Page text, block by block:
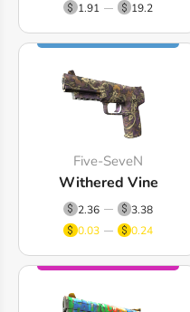
1.91 19.2
Five-SeveN
Withered Vine
2.36
3.38
0.03
0.24